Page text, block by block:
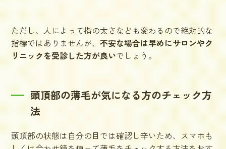
ただし、人によって指の太さなども変わるので絶対的な
指標ではありませんが、不安な場合は早めにサロンやク
リニックを受診した方が良いでしょう。
頭頂部の薄毛が気になる方のチェック方
法
頭頂部の状態は自分の目では確認し辛いため、スマホも